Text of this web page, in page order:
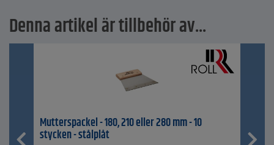
Denna artikel är tillbehör av...
Mutterspackel - 180, 210 eller 280 mm - 10
stycken - stålplåt